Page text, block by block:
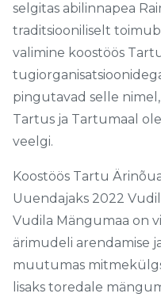
selgitas abilinnapea
traditsiooniliselt
valimine koostöös
pingutavad selle
Tartus ja Tartumaal
veelgi.
Koostöös Tartu
Uuendajaks 2022
Vudila Mängumaa on
ärimudeli arendamise
muutumas
lisaks toredale